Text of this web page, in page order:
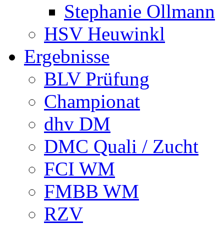
Stephanie Ollmann
HSV Heuwinkl
Ergebnisse
BLV Prüfung
Championat
dhv DM
DMC Quali / Zucht
FCI WM
FMBB WM
RZV